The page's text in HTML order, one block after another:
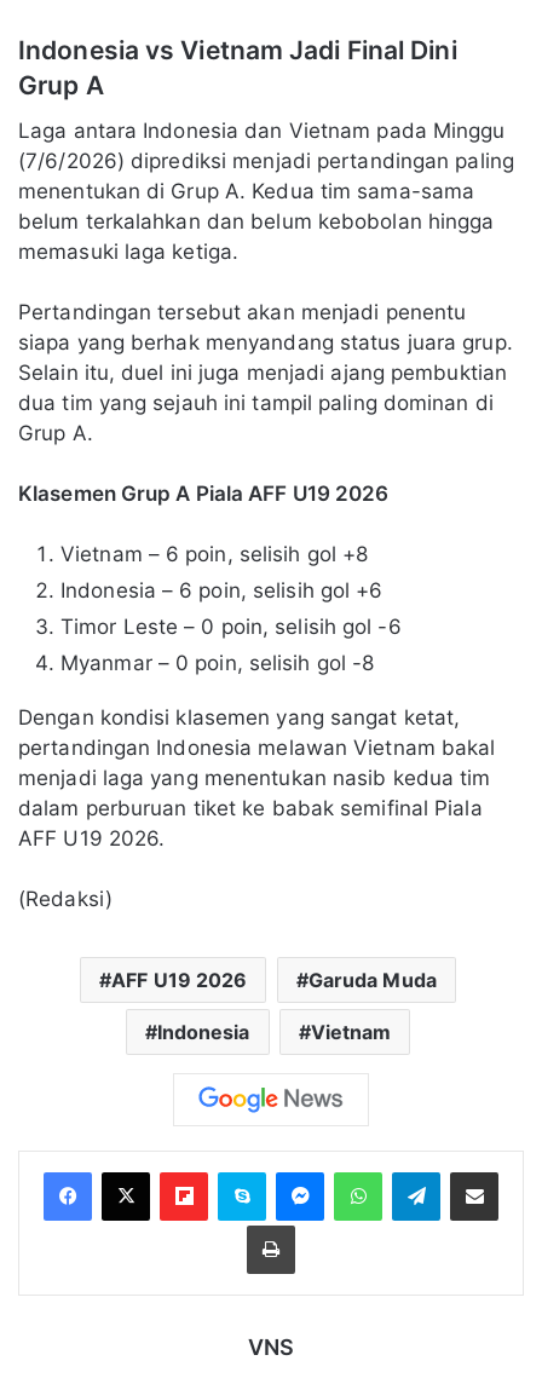
Indonesia vs Vietnam Jadi Final Dini
Grup A
Laga antara Indonesia dan Vietnam pada Minggu
(7/6/2026) diprediksi menjadi pertandingan paling
menentukan di Grup A. Kedua tim sama-sama
belum terkalahkan dan belum kebobolan hingga
memasuki laga ketiga.
Pertandingan tersebut akan menjadi penentu
siapa yang berhak menyandang status juara grup.
Selain itu, duel ini juga menjadi ajang pembuktian
dua tim yang sejauh ini tampil paling dominan di
Grup A.
Klasemen Grup A Piala AFF U19 2026
Vietnam – 6 poin, selisih gol +8
Indonesia – 6 poin, selisih gol +6
Timor Leste – 0 poin, selisih gol -6
Myanmar – 0 poin, selisih gol -8
Dengan kondisi klasemen yang sangat ketat,
pertandingan Indonesia melawan Vietnam bakal
menjadi laga yang menentukan nasib kedua tim
dalam perburuan tiket ke babak semifinal Piala
AFF U19 2026.
(Redaksi)
AFF U19 2026 Garuda Muda
Indonesia Vietnam
FlipboardSkype MessengerWhatsAppTelegramBagikan melalui Email
Cetak
VNS